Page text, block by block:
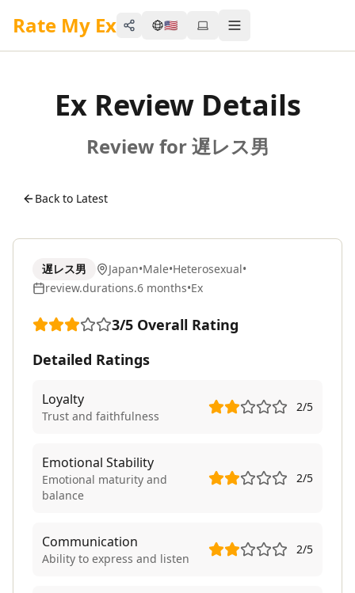
Rate My Ex Share 🇺🇸 Toggle menu
Ex Review Details
Review for 遅レス男
Back to Latest
遅レス男 Japan•Male•Heterosexual•
review.durations.6 months•Ex
3/5 Overall Rating
Detailed Ratings
Loyalty
Trust and faithfulness
2/5
Emotional Stability
Emotional maturity and
balance
2/5
Communication
Ability to express and listen
2/5